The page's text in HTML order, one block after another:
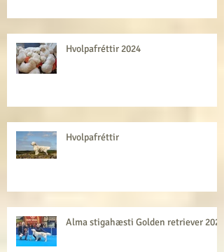
Hvolpur á fóðursamning
Hvolpafréttir